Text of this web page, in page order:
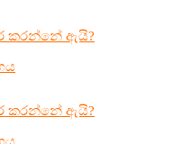
කරන්නේ ඇයි?
කරන්නේ ඇයි?